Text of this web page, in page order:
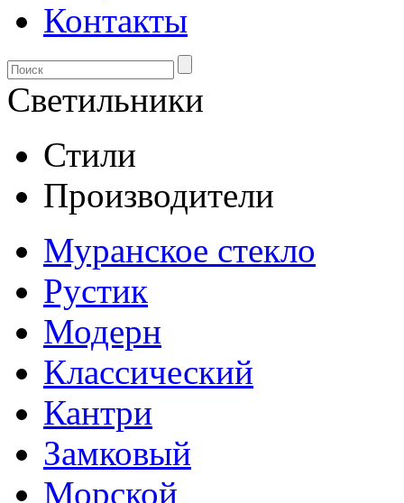
Контакты
Светильники
Стили
Производители
Муранское стекло
Рустик
Модерн
Классический
Кантри
Замковый
Морской